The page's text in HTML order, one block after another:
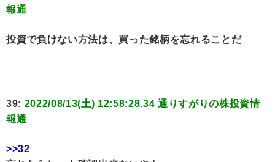
報通
投資で負けない方法は、買った銘柄を忘れることだ
39: 2022/08/13(土) 12:58:28.34 通りすがりの株投資情
報通
>>32